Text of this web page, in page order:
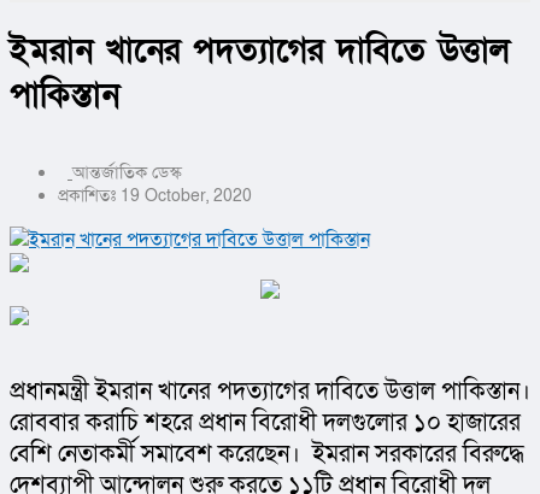
ইমরান খানের পদত্যাগের দাবিতে উত্তাল
পাকিস্তান
আন্তর্জাতিক ডেস্ক
প্রকাশিতঃ 19 October, 2020
প্রধানমন্ত্রী ইমরান খানের পদত্যাগের দাবিতে উত্তাল পাকিস্তান।
রোববার করাচি শহরে প্রধান বিরোধী দলগুলোর ১০ হাজারের
বেশি নেতাকর্মী সমাবেশ করেছেন।  ইমরান সরকারের বিরুদ্ধে
দেশব্যাপী আন্দোলন শুরু করতে ১১টি প্রধান বিরোধী দল